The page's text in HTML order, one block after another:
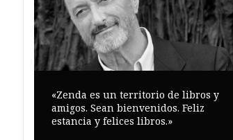
«Zenda es un territorio de libros y
amigos. Sean bienvenidos. Feliz
estancia y felices libros.»